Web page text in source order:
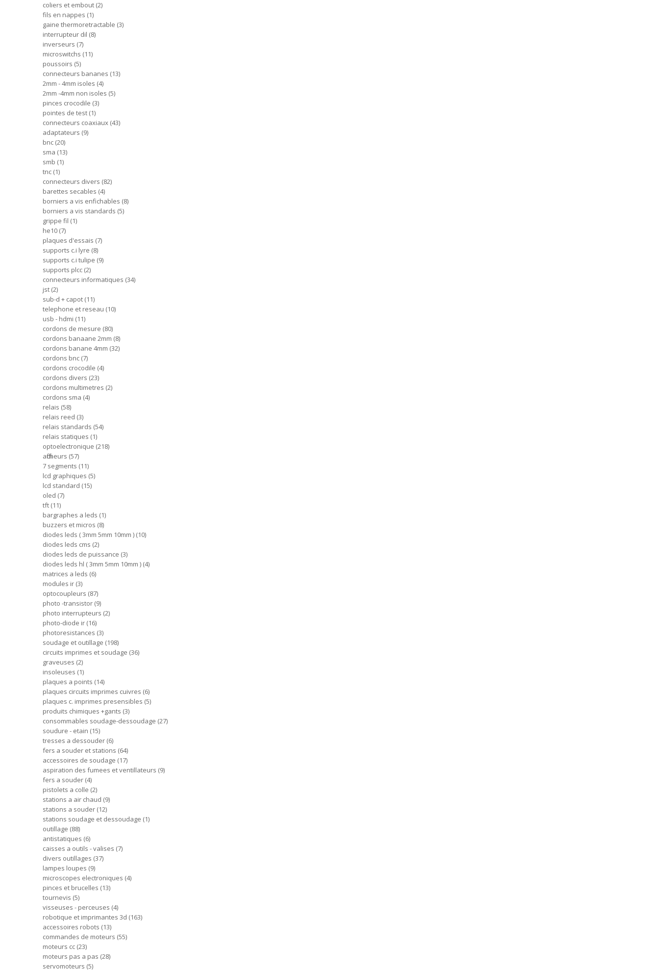
coliers et embout 2
fils en nappes 1
gaine thermoretractable 3
interrupteur dil 8
inverseurs 7
microswitchs 11
poussoirs 5
connecteurs bananes 13
2mm - 4mm isoles 4
2mm -4mm non isoles 5
pinces crocodile 3
pointes de test 1
connecteurs coaxiaux 43
adaptateurs 9
bnc 20
sma 13
smb 1
tnc 1
connecteurs divers 82
barettes secables 4
borniers a vis enfichables 8
borniers a vis standards 5
grippe fil 1
he10 7
plaques d'essais 7
supports c.i lyre 8
supports c.i tulipe 9
supports plcc 2
connecteurs informatiques 34
jst 2
sub-d + capot 11
telephone et reseau 10
usb - hdmi 11
cordons de mesure 80
cordons banaane 2mm 8
cordons banane 4mm 32
cordons bnc 7
cordons crocodile 4
cordons divers 23
cordons multimetres 2
cordons sma 4
relais 58
relais reed 3
relais standards 54
relais statiques 1
optoelectronique 218
afficheurs 57
7 segments 11
lcd graphiques 5
lcd standard 15
oled 7
tft 11
bargraphes a leds 1
buzzers et micros 8
diodes leds ( 3mm 5mm 10mm ) 10
diodes leds cms 2
diodes leds de puissance 3
diodes leds hl ( 3mm 5mm 10mm ) 4
matrices a leds 6
modules ir 3
optocoupleurs 87
photo -transistor 9
photo interrupteurs 2
photo-diode ir 16
photoresistances 3
soudage et outillage 198
circuits imprimes et soudage 36
graveuses 2
insoleuses 1
plaques a points 14
plaques circuits imprimes cuivres 6
plaques c. imprimes presensibles 5
produits chimiques +gants 3
consommables soudage-dessoudage 27
soudure - etain 15
tresses a dessouder 6
fers a souder et stations 64
accessoires de soudage 17
aspiration des fumees et ventillateurs 9
fers a souder 4
pistolets a colle 2
stations a air chaud 9
stations a souder 12
stations soudage et dessoudage 1
outillage 88
antistatiques 6
caisses a outils - valises 7
divers outillages 37
lampes loupes 9
microscopes electroniques 4
pinces et brucelles 13
tournevis 5
visseuses - perceuses 4
robotique et imprimantes 3d 163
accessoires robots 13
commandes de moteurs 55
moteurs cc 23
moteurs pas a pas 28
servomoteurs 5